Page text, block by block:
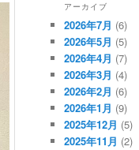
アーカイブ
2026年7月 (6)
2026年5月 (5)
2026年4月 (7)
2026年3月 (4)
2026年2月 (6)
2026年1月 (9)
2025年12月 (5)
2025年11月 (2)